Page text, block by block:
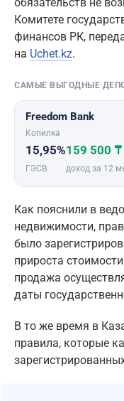
Комитете
финансов РК,
на Uchet.kz.
САМЫЕ ВЫГОДНЫЕ
Freedom Bank
Копилка
15,95%
ГЭСВ
159 500 ₸
доход за 12
Как пояснили в
недвижимости,
было
прироста
продажа
даты
В то же время в
правила, которые